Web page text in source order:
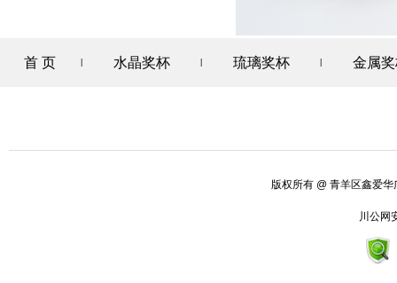
首 页 水晶奖杯 琉璃奖杯 金属
版权所有@ 青羊区鑫爱
川公网